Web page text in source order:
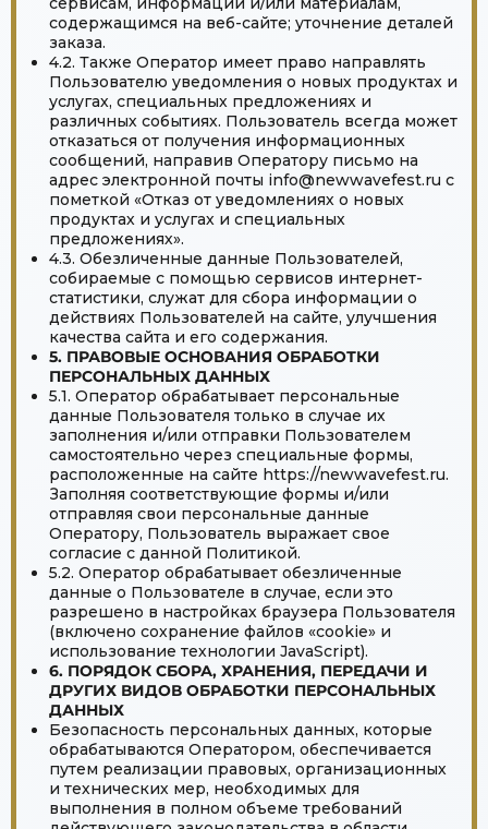
содержащимся на веб-сайте; уточнение деталей
заказа.
4.2. Также Оператор имеет право направлять
Пользователю уведомления о новых продуктах и
услугах, специальных предложениях и
различных событиях. Пользователь всегда может
отказаться от получения информационных
сообщений, направив Оператору письмо на
адрес электронной почты info@newwavefest.ru с
пометкой «Отказ от уведомлениях о новых
продуктах и услугах и специальных
предложениях».
4.3. Обезличенные данные Пользователей,
собираемые с помощью сервисов интернет-
статистики, служат для сбора информации о
действиях Пользователей на сайте, улучшения
качества сайта и его содержания.
5. ПРАВОВЫЕ ОСНОВАНИЯ ОБРАБОТКИ
ПЕРСОНАЛЬНЫХ ДАННЫХ
5.1. Оператор обрабатывает персональные
данные Пользователя только в случае их
заполнения и/или отправки Пользователем
самостоятельно через специальные формы,
расположенные на сайте https://newwavefest.ru.
Заполняя соответствующие формы и/или
отправляя свои персональные данные
Оператору, Пользователь выражает свое
согласие с данной Политикой.
5.2. Оператор обрабатывает обезличенные
данные о Пользователе в случае, если это
разрешено в настройках браузера Пользователя
(включено сохранение файлов «cookie» и
использование технологии JavaScript).
6. ПОРЯДОК СБОРА, ХРАНЕНИЯ, ПЕРЕДАЧИ И
ДРУГИХ ВИДОВ ОБРАБОТКИ ПЕРСОНАЛЬНЫХ
ДАННЫХ
Безопасность персональных данных, которые
обрабатываются Оператором, обеспечивается
путем реализации правовых, организационных
и технических мер, необходимых для
выполнения в полном объеме требований